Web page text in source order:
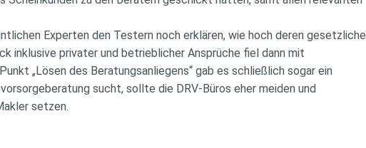
Experten den Testern noch erklären, wie hoch deren gesetzliche
inklusive privater und betrieblicher Ansprüche fiel dann mit
„Lösen des Beratungsanliegens“ gab es schließlich sogar ein
sucht, sollte die DRV-Büros eher meiden und
setzen.